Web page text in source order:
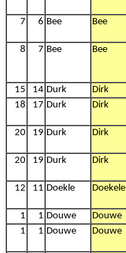
7 6 Bee Bee
8 7 Bee Bee
15 14 Durk Dirk
18
17 Durk Dirk
20 19 Durk Dirk
20 19 Durk Dirk
12 11 Doekle Doekele
1 1 Douwe Douwe
1
1 Douwe Douwe